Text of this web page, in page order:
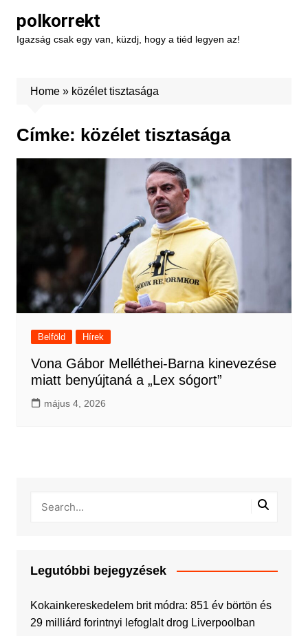
content
polkorrekt
Igazság csak egy van, küzdj, hogy a tiéd legyen az!
Home» közélet tisztasága
Címke: közélet tisztasága
Belföld Hírek
Vona Gábor Melléthei-Barna kinevezése
miatt benyújtaná a „Lex sógort”
május 4, 2026
Legutóbbi bejegyzések
Kokainkereskedelem brit módra: 851 év börtön és
29 milliárd forintnyi lefoglalt drog Liverpoolban